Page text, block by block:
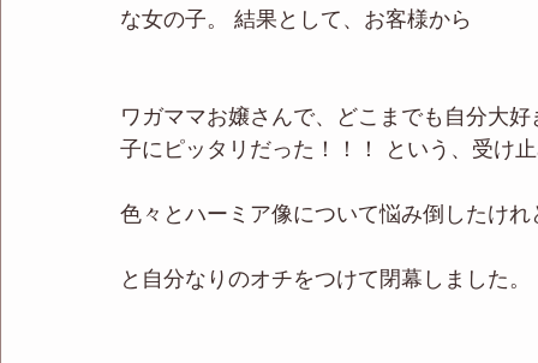
な女の子。 結果として、お客様から
ワガママお嬢さんで、どこまでも自分大
子にピッタリだった！！！ という、受け
色々とハーミア像について悩み倒したけ
と自分なりのオチをつけて閉幕しました。